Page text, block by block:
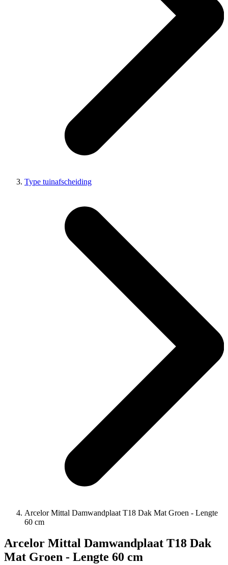
Type tuinafscheiding
Arcelor Mittal Damwandplaat T18 Dak Mat Groen - Lengte
60 cm
Arcelor Mittal Damwandplaat T18 Dak
Mat Groen - Lengte 60 cm